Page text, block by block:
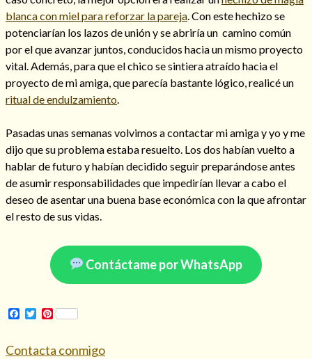
Cómo alejar a la amante de mi esposo
Endulzamiento
blanca con miel para reforzar la pareja . Con este hechizo se
potenciarían los lazos de unión y se abriría un camino común
por el que avanzar juntos, conducidos hacia un mismo proyecto
vital. Además, para que el chico se sintiera atraído hacia el
proyecto de mi amiga, que parecía bastante lógico, realicé un
ritual de endulzamiento
Pasadas unas semanas volvimos a contactar mi amiga y yo y me
dijo que su problema estaba resuelto. Los dos habían vuelto a
hablar de futuro y habían decidido seguir preparándose antes
de asumir responsabilidades que impedirían llevar a cabo el
deseo de asentar una buena base económica con la que afrontar
el resto de sus vidas.
Contáctame por WhatsApp
Facebook
Twitter
Pinterest
Contacta conmigo